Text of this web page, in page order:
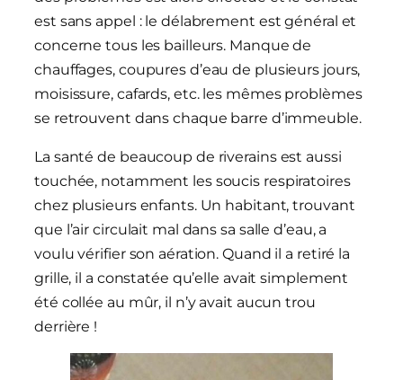
est sans appel : le délabrement est général et
concerne tous les bailleurs. Manque de
chauffages, coupures d’eau de plusieurs jours,
moisissure, cafards, etc. les mêmes problèmes
se retrouvent dans chaque barre d’immeuble.
La santé de beaucoup de riverains est aussi
touchée, notamment les soucis respiratoires
chez plusieurs enfants. Un habitant, trouvant
que l’air circulait mal dans sa salle d’eau, a
voulu vérifier son aération. Quand il a retiré la
grille, il a constatée qu’elle avait simplement
été collée au mûr, il n’y avait aucun trou
derrière !